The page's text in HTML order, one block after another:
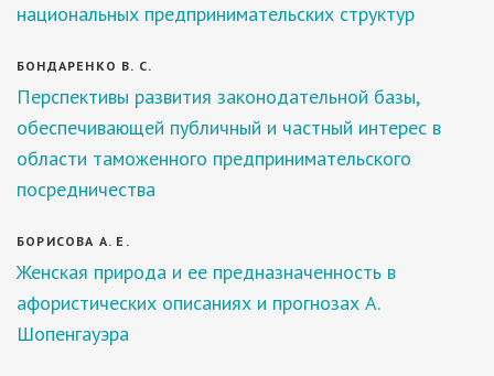
национальных предпринимательских структур
БОНДАРЕНКО В. С.
Перспективы развития законодательной базы,
обеспечивающей публичный и частный интерес в
области таможенного предпринимательского
посредничества
БОРИСОВА А. Е.
Женская природа и ее предназначенность в
афористических описаниях и прогнозах А.
Шопенгауэра